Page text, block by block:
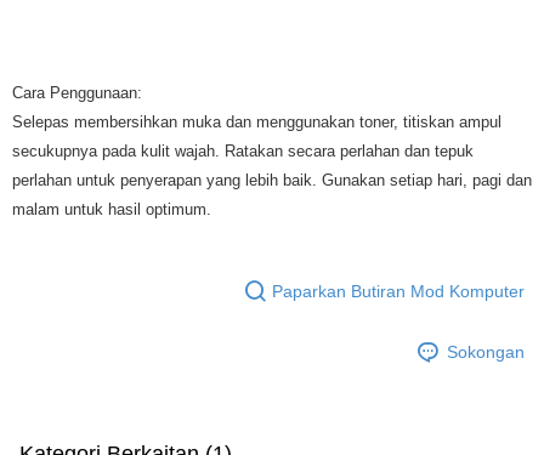
Cara Penggunaan:
Selepas membersihkan muka dan menggunakan toner, titiskan ampul
secukupnya pada kulit wajah. Ratakan secara perlahan dan tepuk
perlahan untuk penyerapan yang lebih baik. Gunakan setiap hari, pagi dan
malam untuk hasil optimum.
Paparkan Butiran Mod Komputer
Sokongan